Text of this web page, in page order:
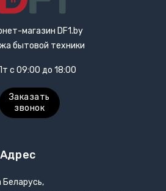
магазин DF1.by
бытовой техники
с 09:00 до 18:00
Заказать
звонок